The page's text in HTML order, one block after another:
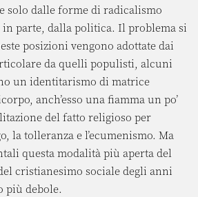
solo dalle forme di radicalismo
parte, dalla politica. Il problema si
posizioni vengono adottate dai
da quelli populisti, alcuni
un identitarismo di matrice
anch’esso una fiamma un po’
del fatto religioso per
la tolleranza e l’ecumenismo. Ma
questa modalità più aperta del
cristianesimo sociale degli anni
più debole.